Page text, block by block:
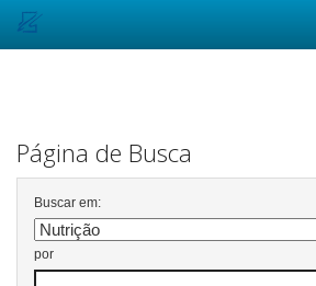
Página de Busca
Buscar em:
por